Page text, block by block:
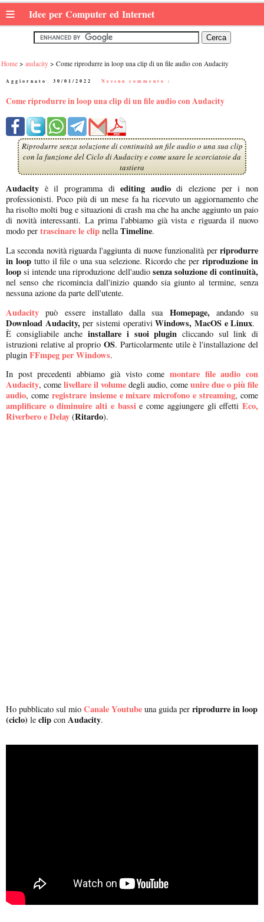
≡ Idee per Computer ed Internet
Home audacity Come riprodurre in loop una clip di un file audio con Audacity
Aggiornato: 30/01/2022 Nessun commento :
Come riprodurre in loop una clip di un file audio con Audacity
Riprodurre senza soluzione di continuità un file audio o una sua clip
con la funzione del Ciclo di Audacity e come usare le scorciatoie da
tastiera
Audacity è il programma diediting audiodi elezione per i non
professionisti. Poco più di un mese fa ha ricevuto un aggiornamento che
ha risolto molti bug e situazioni di crash ma che ha anche aggiunto un paio
di novità interessanti. La prima l'abbiamo già vista e riguarda il nuovo
modo per trascinare le clip nellaTimeline.
La seconda novità riguarda l'aggiunta di nuove funzionalità per riprodurre
in looptutto il file o una sua selezione. Ricordo che perriproduzione in
loopsi intende una riproduzione dell'audio senza soluzione di continuità,
nel senso che ricomincia dall'inizio quando sia giunto al termine, senza
nessuna azione da parte dell'utente.
Audacity può essere installato dalla suaHomepage, andando su
Download Audacity,per sistemi operativiWindows, MacOS e Linux.
È consigliabile ancheinstallare i suoi plugin cliccando sul link di
istruzioni relative al proprio OS. Particolarmente utile è l'installazione del
plugin FFmpeg per Windows.
In post precedenti abbiamo già visto come montare file audio con
Audacity, come livellare il volume degli audio, come unire due o più file
audio, come registrare insieme e mixare microfono e streaming, come
amplificare o diminuire alti e bassie come aggiungere gli effetti Eco,
Riverbero e Delay (Ritardo).
Ho pubblicato sul mio Canale Youtube una guida per riprodurre in loop
(ciclo) le clip con Audacity.